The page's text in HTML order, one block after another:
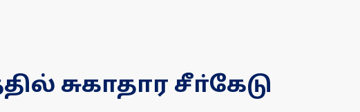
சுகாதார சீா்கேடு